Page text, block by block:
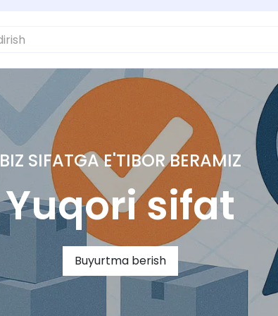
BIZ SIFATGA E'TIBOR BERAMIZ
Yuqori sifat
Buyurtma berish